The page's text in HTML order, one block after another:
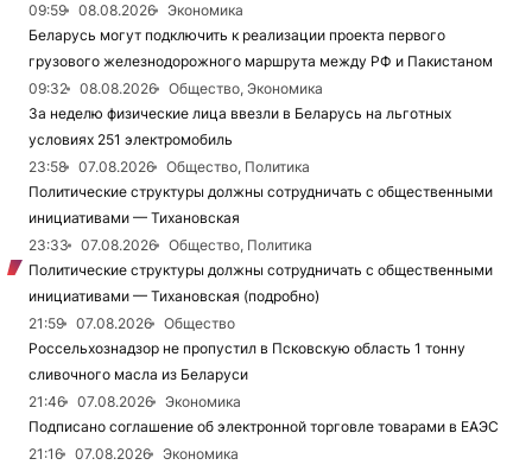
09:59
08.08.2026
Экономика
Беларусь могут подключить к реализации проекта первого
грузового железнодорожного маршрута между РФ и Пакистаном
09:32
08.08.2026
Общество, Экономика
За неделю физические лица ввезли в Беларусь на льготных
условиях 251 электромобиль
23:58
07.08.2026
Общество, Политика
Политические структуры должны сотрудничать с общественными
инициативами — Тихановская
23:33
07.08.2026
Общество, Политика
Политические структуры должны сотрудничать с общественными
инициативами — Тихановская (подробно)
21:59
07.08.2026
Общество
Россельхознадзор не пропустил в Псковскую область 1 тонну
сливочного масла из Беларуси
21:46
07.08.2026
Экономика
Подписано соглашение об электронной торговле товарами в ЕАЭС
21:16
07.08.2026
Экономика